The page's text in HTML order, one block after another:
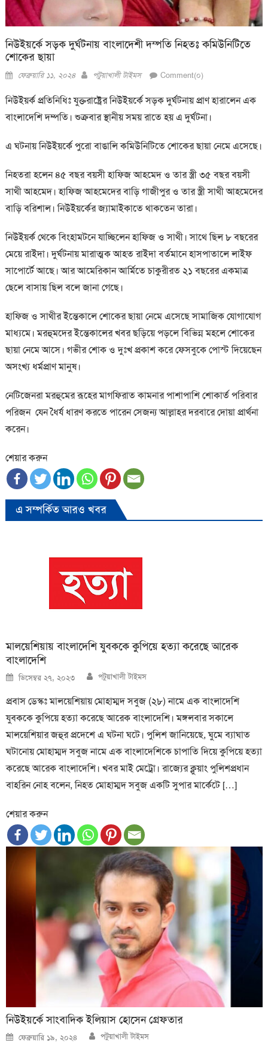
নিউইয়র্কে সড়ক দুর্ঘটনায় বাংলাদেশী দম্পতি নিহতঃ কমিউনিটিতে
শোকের ছায়া
Posted
ফেব্রুয়ারি ১১, ২০২৪ Author
পটুয়াখালী টাইমস Comment(০)
নিউইয়র্ক প্রতিনিধিঃ যুক্তরাষ্ট্রের নিউইয়র্কে সড়ক দুর্ঘটনায় প্রাণ হারালেন এক
বাংলাদেশি দম্পতি। শুক্রবার স্থানীয় সময় রাতে হয় এ দুর্ঘটনা।
এ ঘটনায় নিউইয়র্কে পুরো বাঙালি কমিউনিটিতে শোকের ছায়া নেমে এসেছে।
নিহতরা হলেন ৪৫ বছর বয়সী হাফিজ আহমেদ ও তার স্ত্রী ৩৫ বছর বয়সী
সাথী আহমেদ। হাফিজ আহমেদের বাড়ি গাজীপুর ও তার স্ত্রী সাথী আহমেদের
বাড়ি বরিশাল। নিউইয়র্কের জ্যামাইকাতে থাকতেন তারা।
নিউইয়র্ক থেকে বিংহামটনে যাচ্ছিলেন হাফিজ ও সাথী। সাথে ছিল ৮ বছরের
মেয়ে রাইদা। দুর্ঘটনায় মারাত্মক আহত রাইদা বর্তমানে হাসপাতালে লাইফ
সাপোর্টে আছে। আর আমেরিকান আর্মিতে চাকুরীরত ২১ বছরের একমাত্র
ছেলে বাসায় ছিল বলে জানা গেছে।
হাফিজ ও সাথীর ইন্তেকালে শোকের ছায়া নেমে এসেছে সামাজিক যোগাযোগ
মাধ্যমে। মরহুমদের ইন্তেকালের খবর ছড়িয়ে পড়লে বিভিন্ন মহলে শোকের
ছায়া নেমে আসে। গভীর শোক ও দুঃখ প্রকাশ করে ফেসবুকে পোস্ট দিয়েছেন
অসংখ্য ধর্মপ্রাণ মানুষ।
নেটিজেনরা মরহুমের রূহের মাগফিরাত কামনার পাশাপাশি শোকার্ত পরিবার
পরিজন যেন ধৈর্য ধারণ করতে পারেন সেজন্য আল্লাহর দরবারে দোয়া প্রার্থনা
করেন।
শেয়ার করুন
এ সম্পর্কিত আরও খবর
মালয়েশিয়ায় বাংলাদেশি যুবককে কুপিয়ে হত্যা করেছে আরেক
বাংলাদেশি
Posted
on
ডিসেম্বর ২৭, ২০২৩ Author
পটুয়াখালী টাইমস
প্রবাস ডেস্কঃ মালয়েশিয়ায় মোহাম্মদ সবুজ (২৮) নামে এক বাংলাদেশি
যুবককে কুপিয়ে হত্যা করেছে আরেক বাংলাদেশি। মঙ্গলবার সকালে
মালয়েশিয়ার জহুর প্রদেশে এ ঘটনা ঘটে। পুলিশ জানিয়েছে, ঘুমে ব্যাঘাত
ঘটানোয় মোহাম্মদ সবুজ নামে এক বাংলাদেশিকে চাপাতি দিয়ে কুপিয়ে হত্যা
করেছে আরেক বাংলাদেশি। খবর মাই মেট্রো। রাজ্যের ক্লুয়াং পুলিশপ্রধান
বাহরিন নোহ বলেন, নিহত মোহাম্মদ সবুজ একটি সুপার মার্কেটে […]
শেয়ার করুন
নিউইয়র্কে সাংবাদিক ইলিয়াস হোসেন গ্রেফতার
Posted
on
ফেব্রুয়ারি ১৯, ২০২৪ Author
পটুয়াখালী টাইমস